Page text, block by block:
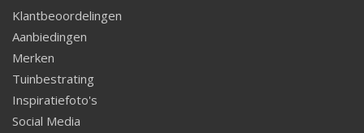
Klantbeoordelingen
Aanbiedingen
Merken
Tuinbestrating
Inspiratiefoto's
Social Media